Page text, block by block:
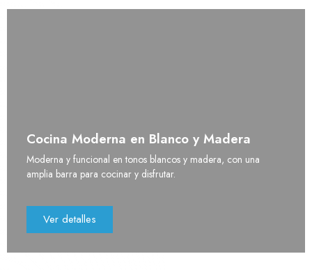
Cocina Moderna en Blanco y Madera
Moderna y funcional en tonos blancos y madera, con una
amplia barra para cocinar y disfrutar.
Ver detalles